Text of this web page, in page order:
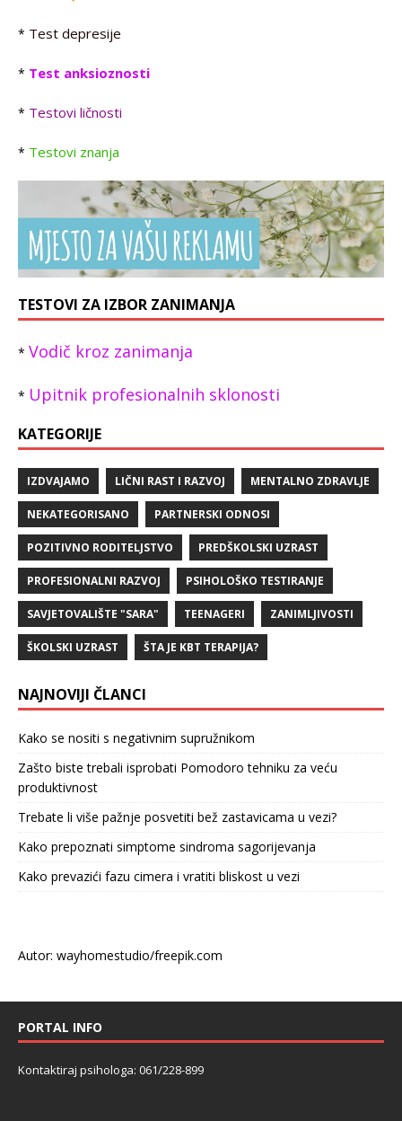
* Test depresije
* Test anksioznosti
* Testovi ličnosti
* Testovi znanja
TESTOVI ZA IZBOR ZANIMANJA
* Vodič kroz zanimanja
* Upitnik profesionalnih sklonosti
KATEGORIJE
IZDVAJAMO LIČNI RAST I RAZVOJ MENTALNO ZDRAVLJE
NEKATEGORISANO PARTNERSKI ODNOSI
POZITIVNO RODITELJSTVO PREDŠKOLSKI UZRAST
PROFESIONALNI RAZVOJ PSIHOLOŠKO TESTIRANJE
SAVJETOVALIŠTE "SARA" TEENAGERI ZANIMLJIVOSTI
ŠKOLSKI UZRAST ŠTA JE KBT TERAPIJA?
NAJNOVIJI ČLANCI
Kako se nositi s negativnim supružnikom
Zašto biste trebali isprobati Pomodoro tehniku za veću
produktivnost
Trebate li više pažnje posvetiti bež zastavicama u vezi?
Kako prepoznati simptome sindroma sagorijevanja
Kako prevazići fazu cimera i vratiti bliskost u vezi
Autor: wayhomestudio/freepik.com
PORTAL INFO
Kontaktiraj psihologa: 061/228-899